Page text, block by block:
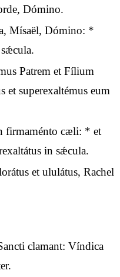
Dómino.
Mísaël, Dómino: *
Patrem et Fílium
et superexaltémus eum
firmaménto cæli: * et
in sǽcula.
et ululátus, Rachel
clamant: Víndica